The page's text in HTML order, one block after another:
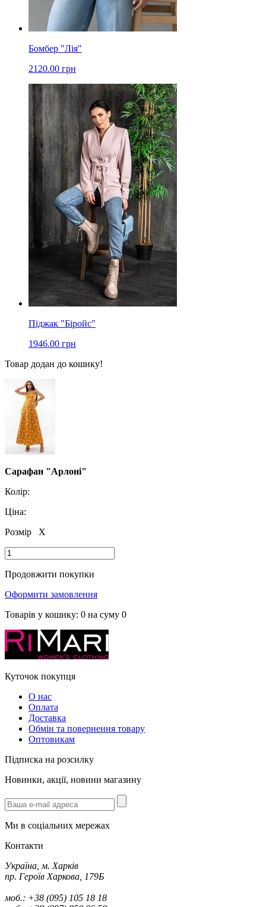
Бомбер "Лія"
2120.00 грн
Піджак "Біройс"
1946.00 грн
Товар додан до кошику!
Сарафан "Арлоні"
Колір:
Ціна:
Розмір
X
Продовжити покупки
Оформити замовлення
Товарів у кошику: 0 на суму 0
Куточок покупця
О нас
Оплата
Доставка
Обмін та повернення товару
Оптовикам
Підписка на розсилку
Новинки, акції, новини магазину
Ми в соціальних мережах
Контакти
Україна, м. Харків
пр. Героїв Харкова, 179Б
моб.: +38 (095) 105 18 18